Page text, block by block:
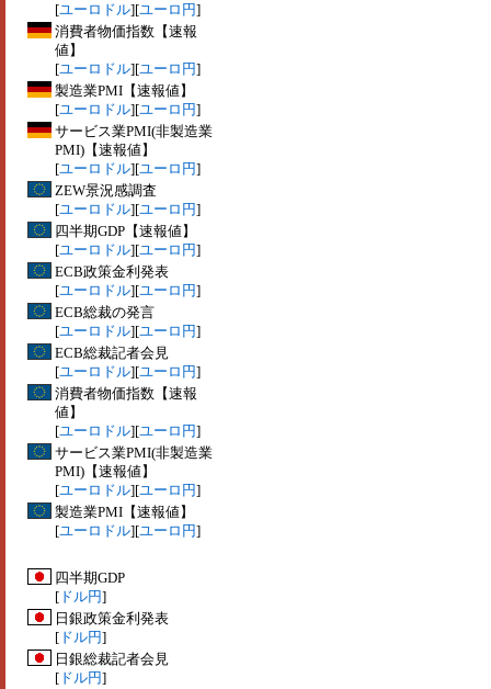
[ユーロドル][ユーロ円]
消費者物価指数【速報
値】
[ユーロドル][ユーロ円]
製造業PMI【速報値】
[ユーロドル][ユーロ円]
サービス業PMI(非製造業
PMI)【速報値】
[ユーロドル][ユーロ円]
ZEW景況感調査
[ユーロドル][ユーロ円]
四半期GDP【速報値】
[ユーロドル][ユーロ円]
ECB政策金利発表
[ユーロドル][ユーロ円]
ECB総裁の発言
[ユーロドル][ユーロ円]
ECB総裁記者会見
[ユーロドル][ユーロ円]
消費者物価指数【速報
値】
[ユーロドル][ユーロ円]
サービス業PMI(非製造業
PMI)【速報値】
[ユーロドル][ユーロ円]
製造業PMI【速報値】
[ユーロドル][ユーロ円]
四半期GDP
[ ドル円]
日銀政策金利発表
[ ドル円]
日銀総裁記者会見
[ ドル円]